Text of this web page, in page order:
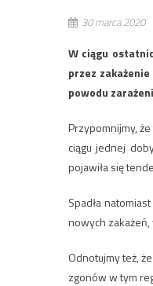
30 marca 2020
W ciągu
przez
powodu
Przypomnijmy,
ciągu jednej
pojawiła się
Spadła
nowych
Odnotujmy też,
zgonów w tym